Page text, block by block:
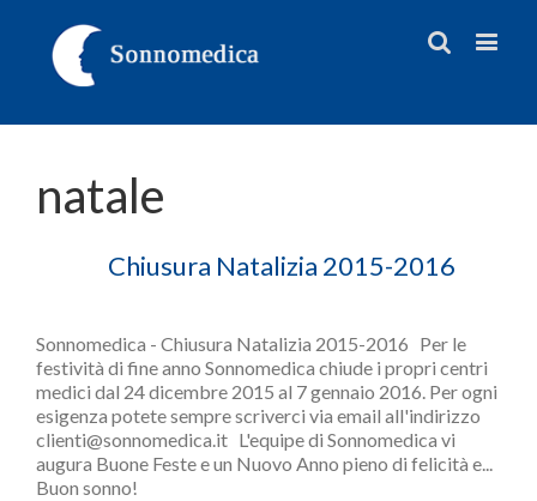
natale
Chiusura Natalizia 2015-2016
Sonnomedica - Chiusura Natalizia 2015-2016 Per le
festività di fine anno Sonnomedica chiude i propri centri
medici dal 24 dicembre 2015 al 7 gennaio 2016. Per ogni
esigenza potete sempre scriverci via email all'indirizzo
clienti@sonnomedica.it L'equipe di Sonnomedica vi
augura Buone Feste e un Nuovo Anno pieno di felicità e...
Buon sonno!